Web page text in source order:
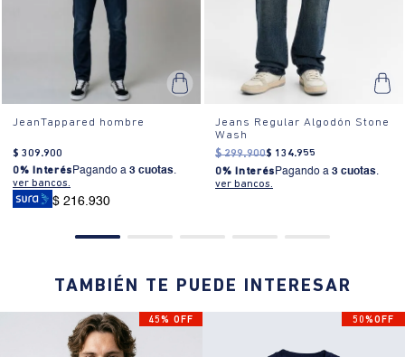
JeanTappared hombre
$ 309.900
0% Interés Pagando a 3 cuotas.
ver bancos.
$ 216.930
Jeans Regular Algodón Stone
Wash
$ 299.900$ 134.955
0% Interés Pagando a 3 cuotas.
ver bancos.
TAMBIÉN TE PUEDE INTERESAR
45% OFF 50%OFF